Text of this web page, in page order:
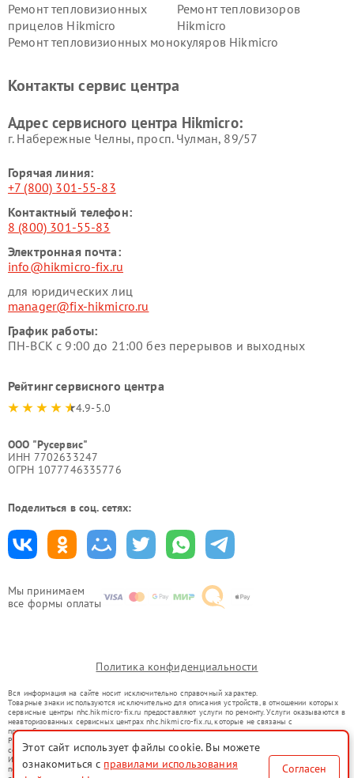
Мы принимаем
все формы оплаты
Ремонт тепловизионных
прицелов Hikmicro
Ремонт тепловизоров
Hikmicro
Ремонт тепловизионных монокуляров Hikmicro
Контакты сервис центра
Адрес сервисного центра Hikmicro:
г. Набережные Челны, просп. Чулман, 89/57
Горячая линия:
+7 (800) 301-55-83
Контактный телефон:
8 (800) 301-55-83
Электронная почта:
info@hikmicro-fix.ru
для юридических лиц
manager@fix-hikmicro.ru
График работы:
ПН-ВСК с 9:00 до 21:00 без перерывов и выходных
Рейтинг сервисного центра
4.9-5.0
ООО "Русервис"
ИНН 7702633247
ОГРН 1077746335776
Поделиться в соц. сетях:
Политика конфиденциальности
Вся информация на сайте носит исключительно справочный характер.
Товарные знаки используются исключительно для описания устройств, в отношении которых
сервисные центры nhc.hikmicro-fix.ru предоставляют услуги по ремонту. Услуги оказываются в
неавторизованных сервисных центрах nhc.hikmicro-fix.ru, которые не связаны с
правообладателями товарных знаков или их официальными представителями.
Ремонт осуществляется для устройств, уже введенных в гражданский оборот в соответствии
со статьей 1487 ГК РФ.
Использование товарных знаков не преследует цели индивидуализации услуг или введения
потребителей в заблуждение, а служит для информирования о предоставляемых услугах по
Этот сайт использует файлы cookie. Вы можете
ознакомиться с правилами использования
Согласен